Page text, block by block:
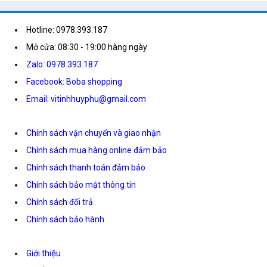
Hotline: 0978.393.187
Mở cửa: 08:30 - 19:00 hàng ngày
Zalo: 0978.393.187
Facebook: Boba shopping
Email: vitinhhuyphu@gmail.com
Chính sách vận chuyển và giao nhận
Chính sách mua hàng online đảm bảo
Chính sách thanh toán đảm bảo
Chính sách bảo mật thông tin
Chính sách đổi trả
Chính sách bảo hành
Giới thiệu